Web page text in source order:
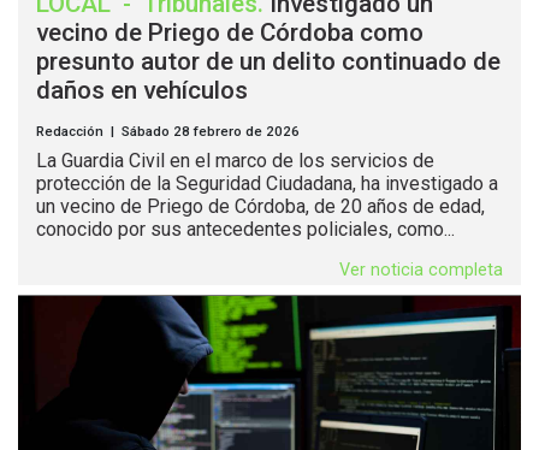
vecino de Priego de Córdoba como
presunto autor de un delito continuado de
daños en vehículos
Redacción | Sábado 28 febrero de 2026
La Guardia Civil en el marco de los servicios de
protección de la Seguridad Ciudadana, ha investigado a
un vecino de Priego de Córdoba, de 20 años de edad,
conocido por sus antecedentes policiales, como...
Ver noticia completa